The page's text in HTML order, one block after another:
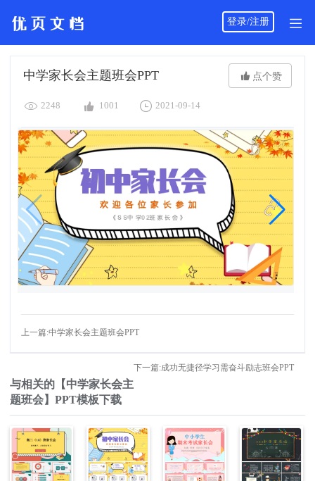
登录/注册
中学家长会主题班会PPT  点个赞
 2248  1001  2021-09-14
上一篇:中学家长会主题班会PPT
下一篇:成功无捷径学习需奋斗励志班会PPT
与相关的【中学家长会主
题班会】PPT模板下载